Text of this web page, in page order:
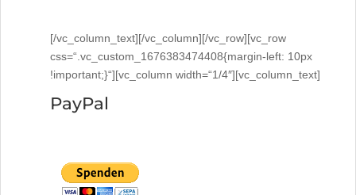
[/vc_column_text][/vc_column][/vc_row][vc_row
css=“.vc_custom_1676383474408{margin-left: 10px
!important;}“][vc_column width=“1/4″][vc_column_text]
PayPal